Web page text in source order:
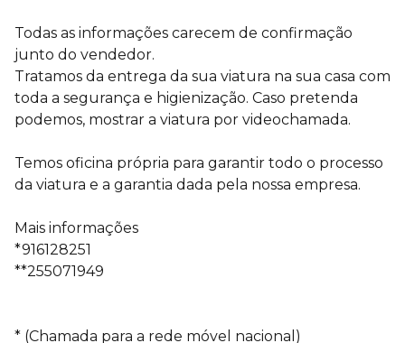
Todas as informações carecem de confirmação
junto do vendedor.
Tratamos da entrega da sua viatura na sua casa com
toda a segurança e higienização. Caso pretenda
podemos, mostrar a viatura por videochamada.
Temos oficina própria para garantir todo o processo
da viatura e a garantia dada pela nossa empresa.
Mais informações
*916128251
**255071949
* (Chamada para a rede móvel nacional)